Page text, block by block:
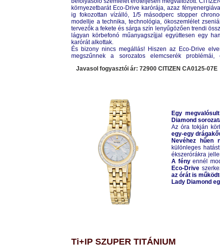
környezetbarát Eco-Drive karórája, azaz
ig fokozottan vízálló, 1/5 másodperc stopper
modellje a technika, technológia, ökoszemlélet
tervezők a fekete és sárga szín lenyűgözően trendi
lágyan körbefonó műanyagszíjjal együttesen egy
karórát alkottak.
És bizony nincs megállás! Hiszen az Eco-Drive
megszűnnek a sorozatos elemcserék
további részletek itt...
Javasol fogyasztói ár: 72900 CITIZEN CA0125-07E
Egy
Diamond
Az óra tokján
egy-egy
Nevéhez hűen
különleges
ékszerórákra
A fényennél
Eco-Drive
az órát is
Lady Diamond
Ti+IP SZUPER TITÁNIUM